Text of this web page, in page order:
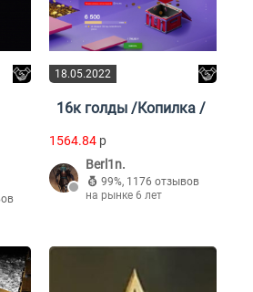
18.05.2022
16к голды /Копилка /
1564.84 p
Berl1n.
99%, 1176 отзывов
на рынке 6 лет